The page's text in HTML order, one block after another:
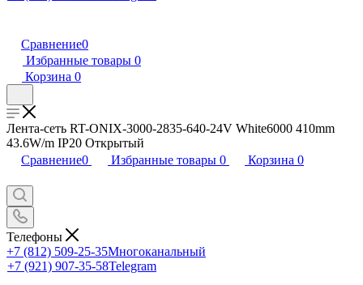
Сравнение0
Избранные товары 0
Корзина 0
Лента-сеть RT-ONIX-3000-2835-640-24V White6000 410mm
43.6W/m IP20 Открытый
Сравнение0 Избранные товары 0 Корзина 0
Телефоны
+7 (812) 509-25-35Многоканальный
+7 (921) 907-35-58Telegram